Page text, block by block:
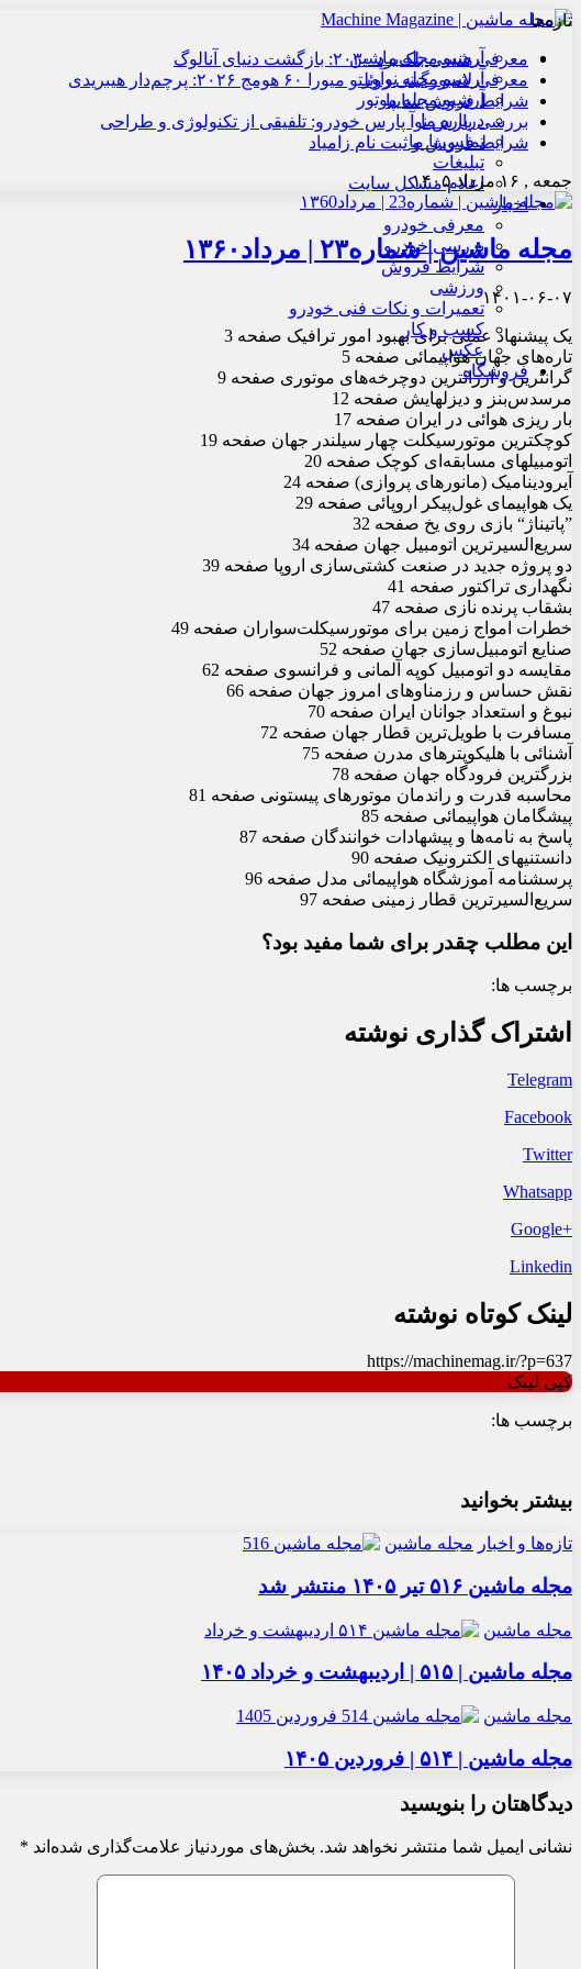
آرشیو مجله ماشین
آرشیو مجله نوآور
آرشیو مجله موتور
درباره ما
تماس با ما
تبلیغات
اعلام مشکل سایت
اخبار
معرفی خودرو
بررسی خودرو
شرایط فروش
ورزشی
تعمیرات و نکات فنی خودرو
کسب و کار
عکس
فروشگاه
تازه‌ها
معرفی هنسی بلک‌برد ۲۰۳۰: بازگشت دنیای آنالوگ
معرفی لامبورگینی روئلتو میورا ۶۰ هومج ۲۰۲۶: پرچم‌دار هیبریدی
شرایط فروش سایپا
بررسی پارس نوآ پارس خودرو: تلفیقی از تکنولوژی و طراحی
شرایط فروش و ثبت نام زامیاد
جمعه , ۱۶ مرداد ۱۴۰۵
مجله ماشین | شماره۲۳ | مرداد۱۳۶۰
۱۴۰۱-۰۶-۰۷
یک پیشنهاد عملی برای بهبود امور ترافیک صفحه 3
تاره‌های جهان هواپیمائی صفحه 5
گرانترین و ارزانترین دوچرخه‌های موتوری صفحه 9
مرسدس‌بنز و دیزلهایش صفحه 12
بار ریزی هوائی در ایران صفحه 17
کوچکترین موتورسیکلت چهار سیلندر جهان صفحه 19
اتومبیلهای مسابقه‌ای کوچک صفحه 20
آیرودینامیک (مانورهای پروازی) صفحه 24
یک هواپیمای غول‌پیکر اروپائی صفحه 29
”پاتیناژ“ بازی روی یخ صفحه 32
سریع‌السیرترین اتومبیل جهان صفحه 34
دو پروژه جدید در صنعت کشتی‌سازی اروپا صفحه 39
نگهداری تراکتور صفحه 41
بشقاب پرنده نازی صفحه 47
خطرات امواج زمین برای موتورسیکلت‌سواران صفحه 49
صنایع اتومبیل‌سازی جهان صفحه 52
مقایسه دو اتومبیل کوپه آلمانی و فرانسوی صفحه 62
نقش حساس و رزمناوهای امروز جهان صفحه 66
نبوغ و استعداد جوانان ایران صفحه 70
مسافرت با طویل‌ترین قطار جهان صفحه 72
آشنائی با هلیکوپترهای مدرن صفحه 75
بزرگترین فرودگاه جهان صفحه 78
محاسبه قدرت و راندمان موتورهای پیستونی صفحه 81
پیشگامان هواپیمائی صفحه 85
پاسخ به نامه‌ها و پیشهادات خوانندگان صفحه 87
دانستنیهای الکترونیک صفحه 90
پرسشنامه آموزشگاه هواپیمائی مدل صفحه 96
سریع‌السیرترین قطار زمینی صفحه 97
این مطلب چقدر برای شما مفید بود؟
برچسب ها:
اشتراک گذاری نوشته
Telegram
Facebook
Twitter
Whatsapp
+Google
Linkedin
لینک کوتاه نوشته
https://machinemag.ir/?p=637
کپی لینک
برچسب ها:
بیشتر بخوانید
تازه‌ها و اخبار مجله ماشین
مجله ماشین ۵۱۶ تیر ۱۴۰۵ منتشر شد
مجله ماشین
مجله ماشین | ۵۱۵ | اردیبهشت و خرداد ۱۴۰۵
مجله ماشین
مجله ماشین | ۵۱۴ | فروردین ۱۴۰۵
دیدگاهتان را بنویسید
نشانی ایمیل شما منتشر نخواهد شد. بخش‌های موردنیاز علامت‌گذاری شده‌اند *